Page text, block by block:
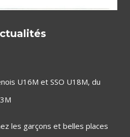
U16M et SSO U18M, du
les garçons et belles places